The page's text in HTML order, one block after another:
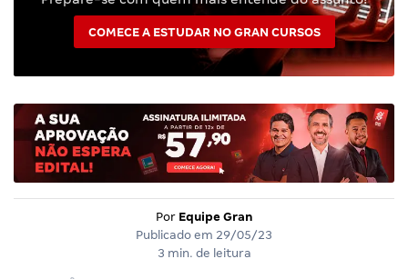
COMECE A ESTUDAR NO GRAN CURSOS
Por Equipe Gran
Publicado em 29/05/23
3 min. de leitura